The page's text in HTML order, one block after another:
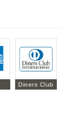
Diners Club